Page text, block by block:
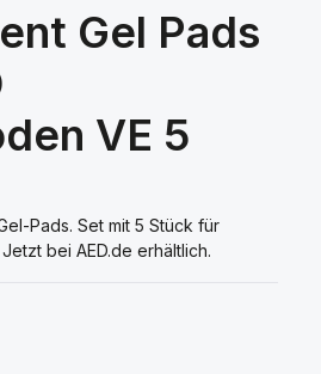
Gel Pads
VE 5
Pads. Set mit 5 Stück für
bei AED.de erhältlich.